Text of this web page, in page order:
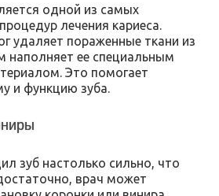
одной из самых
лечения кариеса.
удаляет пораженные ткани из
наполняет ее специальным
Это помогает
и функцию зуба.
зуб настолько сильно, что
врач может